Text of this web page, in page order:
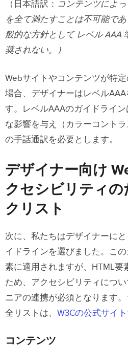
（日本語訳： コンテンツによ
を全て満たすことは不可能で
般的な方針として レベル AAA
奨されない。）
Webサイトやコンテンツが特
場合、デザイナーはレベル
す。レベルAAAのガイドライ
な影響を与え（カラーコント
の手話通訳を必要とします。
デザイナー向け
クセシビリティの
クリスト
次に、私たちはデザイナーに
イドラインを選びました。こ
素に適用されますが、HTML要
ため、アクセシビリティにつ
ニアの連携が必須となります
全リストは、 W3Cの公式サイト
コンテンツ